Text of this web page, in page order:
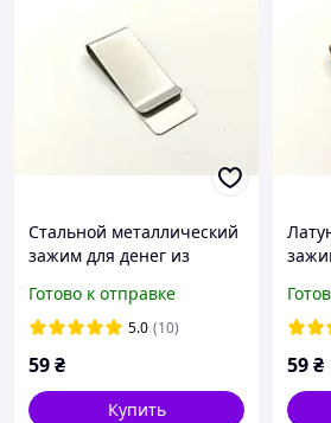
Стальной металлический
зажим для денег из
Готово к отправке
5.0 (10)
59₴
Купить
59₴